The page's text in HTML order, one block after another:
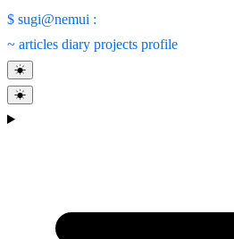
$ sugi@nemui :
~ articles diary projects profile
☀
☀